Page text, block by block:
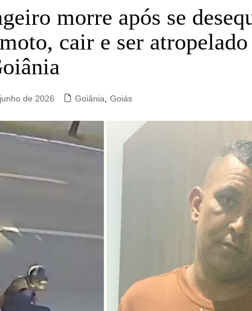
Verdes
do Rio Verde
do Norte
de Goiás
morre após se
cair e ser
de 2026 Goiânia, Goiás